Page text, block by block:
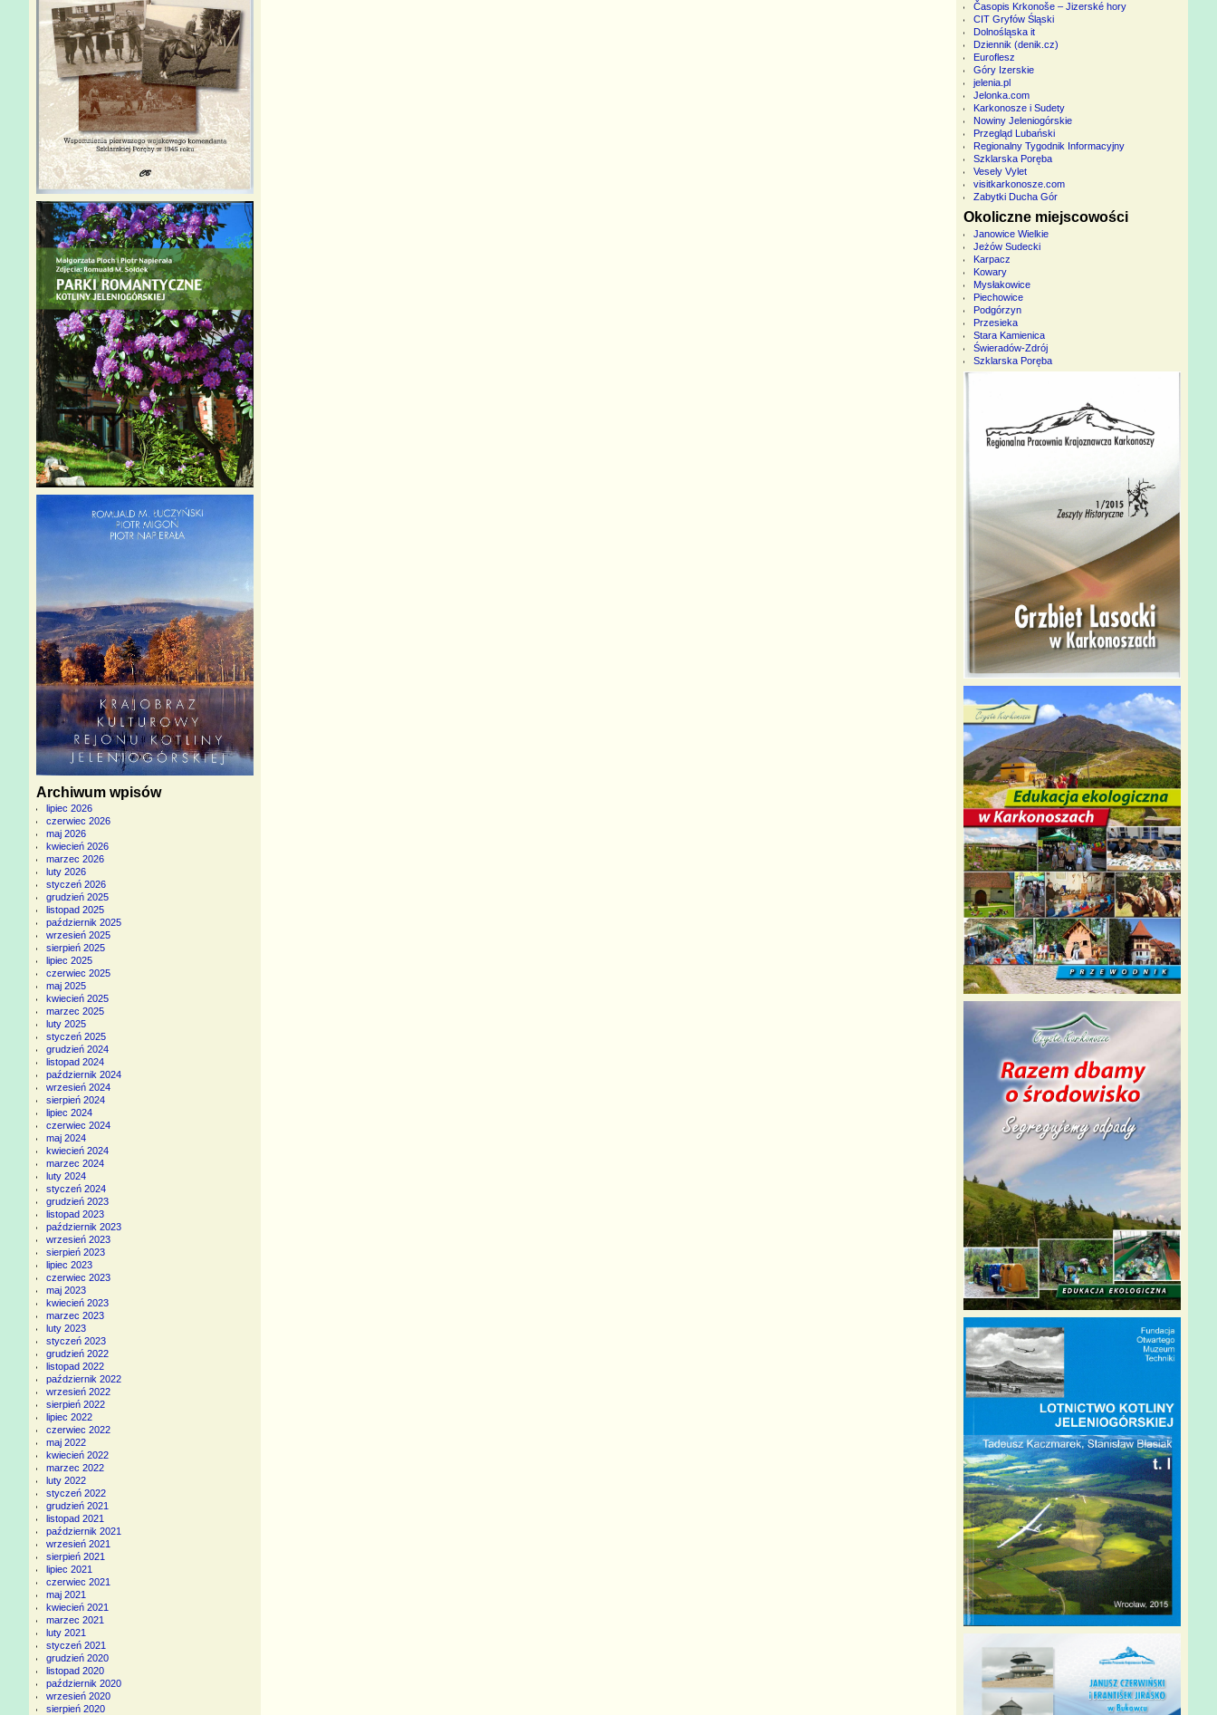
Archiwum wpisów
lipiec 2026
czerwiec 2026
maj 2026
kwiecień 2026
marzec 2026
luty 2026
styczeń 2026
grudzień 2025
listopad 2025
październik 2025
wrzesień 2025
sierpień 2025
lipiec 2025
czerwiec 2025
maj 2025
kwiecień 2025
marzec 2025
luty 2025
styczeń 2025
grudzień 2024
listopad 2024
październik 2024
wrzesień 2024
sierpień 2024
lipiec 2024
czerwiec 2024
maj 2024
kwiecień 2024
marzec 2024
luty 2024
styczeń 2024
grudzień 2023
listopad 2023
październik 2023
wrzesień 2023
sierpień 2023
lipiec 2023
czerwiec 2023
maj 2023
kwiecień 2023
marzec 2023
luty 2023
styczeń 2023
grudzień 2022
listopad 2022
październik 2022
wrzesień 2022
sierpień 2022
lipiec 2022
czerwiec 2022
maj 2022
kwiecień 2022
marzec 2022
luty 2022
styczeń 2022
grudzień 2021
listopad 2021
październik 2021
wrzesień 2021
sierpień 2021
lipiec 2021
czerwiec 2021
maj 2021
kwiecień 2021
marzec 2021
luty 2021
styczeń 2021
grudzień 2020
listopad 2020
październik 2020
wrzesień 2020
sierpień 2020
Časopis Krkonoše – Jizerské hory
CIT Gryfów Śląski
Dolnośląska it
Dziennik (denik.cz)
Euroflesz
Góry Izerskie
jelenia.pl
Jelonka.com
Karkonosze i Sudety
Nowiny Jeleniogórskie
Przegląd Lubański
Regionalny Tygodnik Informacyjny
Szklarska Poręba
Vesely Vylet
visitkarkonosze.com
Zabytki Ducha Gór
Okoliczne miejscowości
Janowice Wielkie
Jeżów Sudecki
Karpacz
Kowary
Mysłakowice
Piechowice
Podgórzyn
Przesieka
Stara Kamienica
Świeradów-Zdrój
Szklarska Poręba